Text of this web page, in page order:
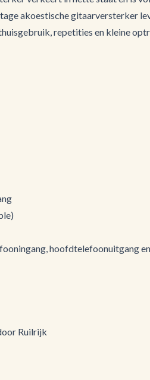
akoestische gitaarversterker
repetities en kleine
hoofdtelefoonuitgang
Ruilrijk